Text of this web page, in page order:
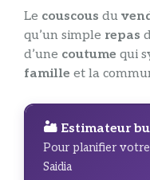
Le couscous du
qu’un simple repas
d’une coutume qui
famille et la
🏜️ Estimateur
Pour planifier votre
Saidia